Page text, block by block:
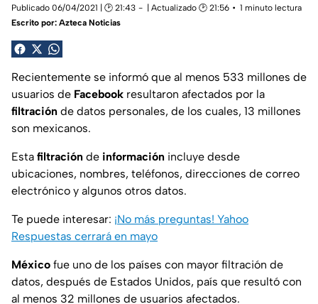
Publicado 06/04/2021 | 🕑 21:43 | Actualizado 🕑 21:56
1 minuto lectura
Escrito por: Azteca Noticias
Recientemente se informó que al menos 533 millones de
usuarios de Facebook resultaron afectados por la
filtración de datos personales, de los cuales, 13 millones
son mexicanos.
Esta filtración de información incluye desde
ubicaciones, nombres, teléfonos, direcciones de correo
electrónico y algunos otros datos.
Te puede interesar: ¡No más preguntas! Yahoo
Respuestas cerrará en mayo
México fue uno de los países con mayor filtración de
datos, después de Estados Unidos, país que resultó con
al menos 32 millones de usuarios afectados.